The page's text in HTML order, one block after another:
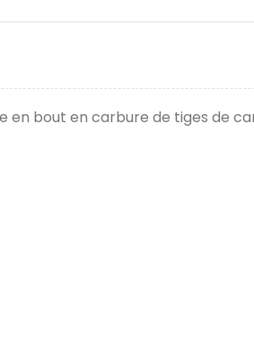
en bout en carbure de tiges de